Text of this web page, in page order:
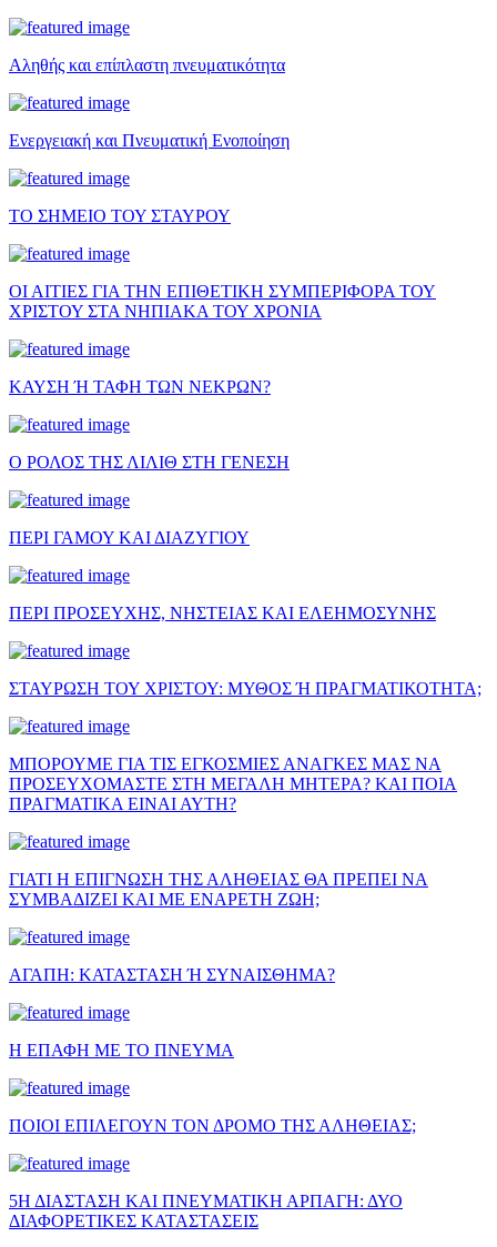
Αληθής και επίπλαστη πνευματικότητα
Ενεργειακή και Πνευματική Ενοποίηση
ΤΟ ΣΗΜΕΙΟ ΤΟΥ ΣΤΑΥΡΟΥ
ΟΙ ΑΙΤΙΕΣ ΓΙΑ ΤΗΝ ΕΠΙΘΕΤΙΚΗ ΣΥΜΠΕΡΙΦΟΡΑ ΤΟΥ
ΧΡΙΣΤΟΥ ΣΤΑ ΝΗΠΙΑΚΑ ΤΟΥ ΧΡΟΝΙΑ
ΚΑΥΣΗ Ή ΤΑΦΗ ΤΩΝ ΝΕΚΡΩΝ?
Ο ΡΟΛΟΣ ΤΗΣ ΛΙΛΙΘ ΣΤΗ ΓΕΝΕΣΗ
ΠΕΡΙ ΓΑΜΟΥ ΚΑΙ ΔΙΑΖΥΓΙΟΥ
ΠΕΡΙ ΠΡΟΣΕΥΧΗΣ, ΝΗΣΤΕΙΑΣ ΚΑΙ ΕΛΕΗΜΟΣΥΝΗΣ
ΣΤΑΥΡΩΣΗ ΤΟΥ ΧΡΙΣΤΟΥ: ΜΥΘΟΣ Ή ΠΡΑΓΜΑΤΙΚΟΤΗΤΑ;
ΜΠΟΡΟΥΜΕ ΓΙΑ ΤΙΣ ΕΓΚΟΣΜΙΕΣ ΑΝΑΓΚΕΣ ΜΑΣ ΝΑ
ΠΡΟΣΕΥΧΟΜΑΣΤΕ ΣΤΗ ΜΕΓΑΛΗ ΜΗΤΕΡΑ? ΚΑΙ ΠΟΙΑ
ΠΡΑΓΜΑΤΙΚΑ ΕΙΝΑΙ ΑΥΤΗ?
ΓΙΑΤΙ Η ΕΠΙΓΝΩΣΗ ΤΗΣ ΑΛΗΘΕΙΑΣ ΘΑ ΠΡΕΠΕΙ ΝΑ
ΣΥΜΒΑΔΙΖΕΙ ΚΑΙ ΜΕ ΕΝΑΡΕΤΗ ΖΩΗ;
ΑΓΑΠΗ: ΚΑΤΑΣΤΑΣΗ Ή ΣΥΝΑΙΣΘΗΜΑ?
Η ΕΠΑΦΗ ΜΕ ΤΟ ΠΝΕΥΜΑ
ΠΟΙΟΙ ΕΠΙΛΕΓΟΥΝ ΤΟΝ ΔΡΟΜΟ ΤΗΣ ΑΛΗΘΕΙΑΣ;
5Η ΔΙΑΣΤΑΣΗ ΚΑΙ ΠΝΕΥΜΑΤΙΚΗ ΑΡΠΑΓΗ: ΔΥΟ
ΔΙΑΦΟΡΕΤΙΚΕΣ ΚΑΤΑΣΤΑΣΕΙΣ